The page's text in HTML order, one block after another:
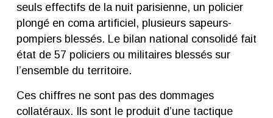
seuls effectifs de la nuit parisienne, un policier
plongé en coma artificiel, plusieurs sapeurs-
pompiers blessés. Le bilan national consolidé fait
état de 57 policiers ou militaires blessés sur
l’ensemble du territoire.
Ces chiffres ne sont pas des dommages
collatéraux. Ils sont le produit d’une tactique